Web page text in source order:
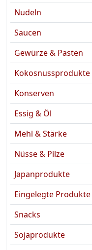
Nudeln
Saucen
Gewürze & Pasten
Kokosnussprodukte
Konserven
Essig & Öl
Mehl & Stärke
Nüsse & Pilze
Japanprodukte
Eingelegte Produkte
Snacks
Sojaprodukte